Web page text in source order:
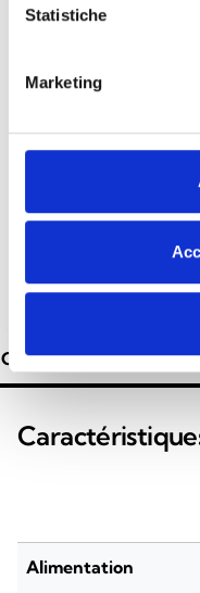
Statistiche
Marketing
CARACTÉRISTIQUES
Alimentation